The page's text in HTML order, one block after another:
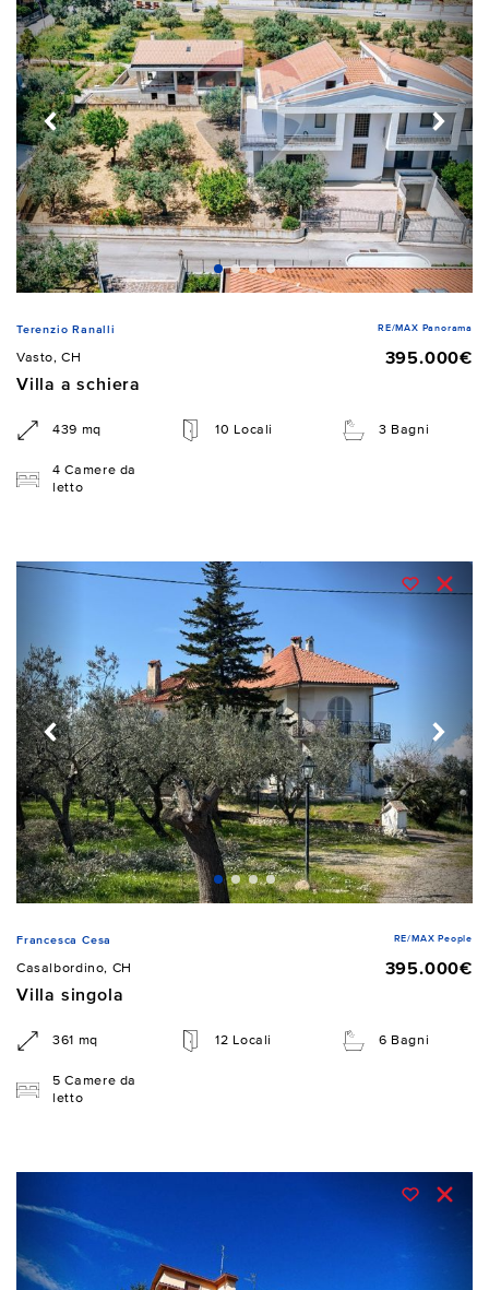
Terenzio Ranalli RE/MAX Panorama
Vasto, CH
395.000€
Villa a schiera
439 mq 10 Locali 3 Bagni
4 Camere da
letto
Francesca Cesa RE/MAX People
Casalbordino, CH
395.000€
Villa singola
361 mq 12 Locali 6 Bagni
5 Camere da
letto